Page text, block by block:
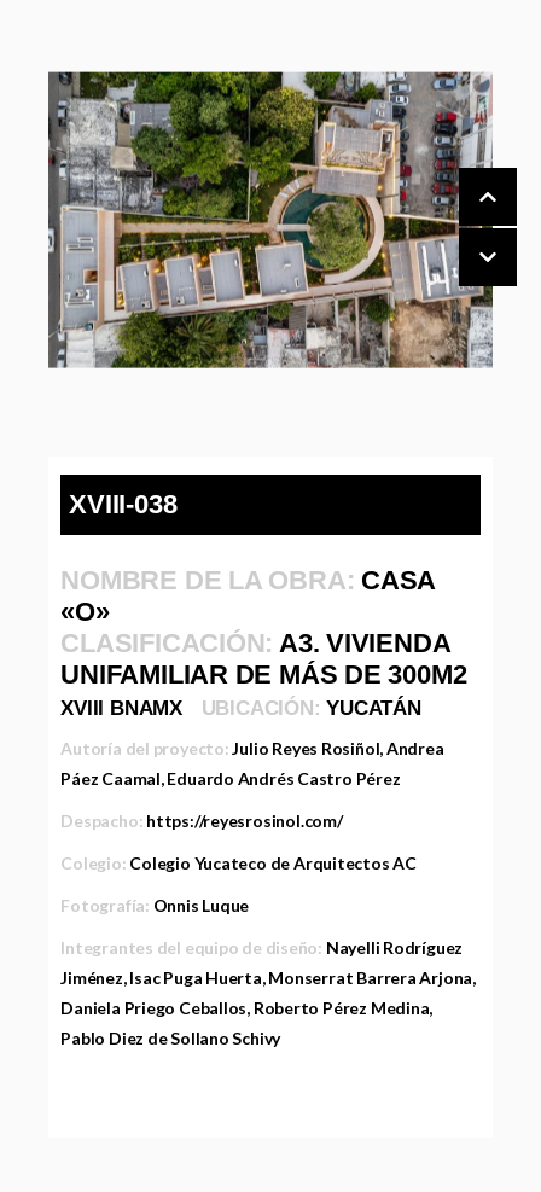
XVIII-038
NOMBRE DE LA OBRA: CASA
«O»
CLASIFICACIÓN:A3. VIVIENDA
UNIFAMILIAR DE MÁS DE 300M2
XVIII BNAMX UBICACIÓN:YUCATÁN
Autoría del proyecto:Julio Reyes Rosiñol, Andrea
Páez Caamal, Eduardo Andrés Castro Pérez
Despacho: https://reyesrosinol.com/
Colegio: Colegio Yucateco de Arquitectos AC
Fotografía: Onnis Luque
Integrantes del equipo de diseño: Nayelli Rodríguez
Jiménez, Isac Puga Huerta, Monserrat Barrera Arjona,
Daniela Priego Ceballos, Roberto Pérez Medina,
Pablo Diez de Sollano Schivy